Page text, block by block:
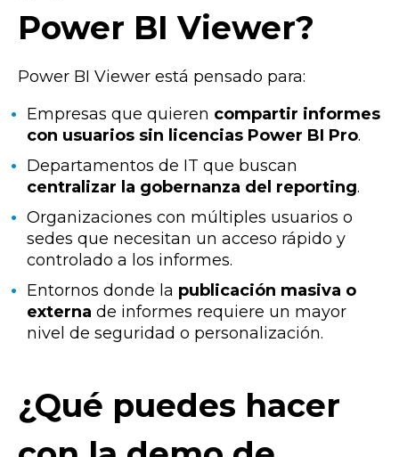
Power BI Viewer?
Power BI Viewer está pensado para:
Empresas que quieren compartir informes
con usuarios sin licencias Power BI Pro.
Departamentos de IT que buscan
centralizar la gobernanza del reporting.
Organizaciones con múltiples usuarios o
sedes que necesitan un acceso rápido y
controlado a los informes.
Entornos donde la publicación masiva o
externa de informes requiere un mayor
nivel de seguridad o personalización.
¿Qué puedes hacer